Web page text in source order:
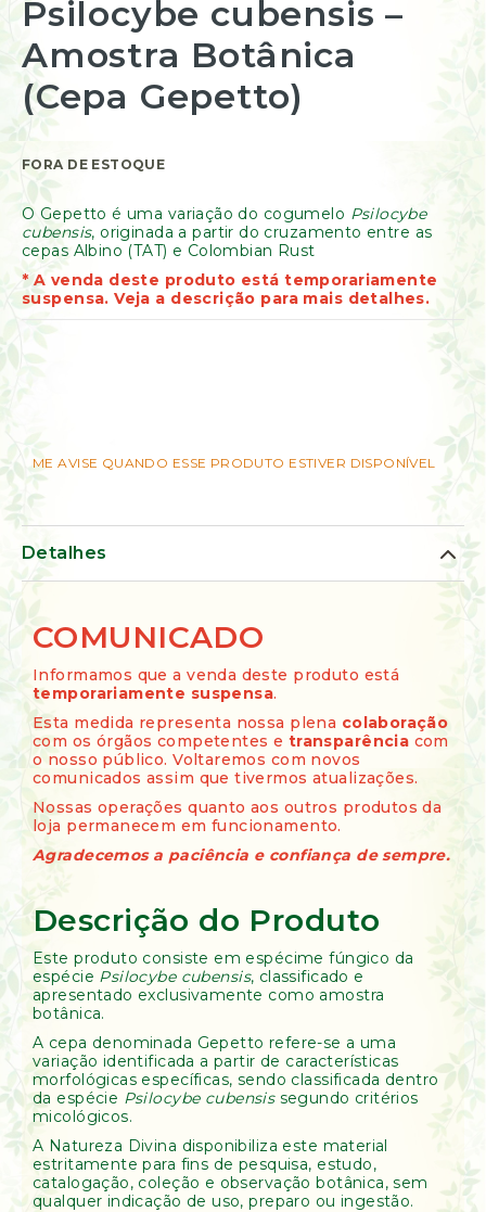
Resinas
/
Incensos
Naturais
Óleos
Essenciais
Vegetais
Perfumados
Incensos
Difusores
Aromáticos
Banho
para
o
início
da
Galeria
de
Psilocybe cubensis –
Amostra Botânica
(Cepa Gepetto)
FORA DE ESTOQUE
O Gepetto é uma variação do cogumelo Psilocybe
cubensis, originada a partir do cruzamento entre as
cepas Albino (TAT) e Colombian Rust
* A venda deste produto está temporariamente
suspensa. Veja a descrição para mais detalhes.
ME AVISE QUANDO ESSE PRODUTO ESTIVER DISPONÍVEL
Detalhes
COMUNICADO
Informamos que a venda deste produto está
temporariamente suspensa.
Esta medida representa nossa plena colaboração
com os órgãos competentes e transparência com
o nosso público. Voltaremos com novos
comunicados assim que tivermos atualizações.
Nossas operações quanto aos outros produtos da
loja permanecem em funcionamento.
Agradecemos a paciência e confiança de sempre.
Descrição do Produto
Este produto consiste em espécime fúngico da
espécie Psilocybe cubensis, classificado e
apresentado exclusivamente como amostra
botânica.
A cepa denominada Gepetto refere-se a uma
variação identificada a partir de características
morfológicas específicas, sendo classificada dentro
da espécie Psilocybe cubensis segundo critérios
micológicos.
A Natureza Divina disponibiliza este material
estritamente para fins de pesquisa, estudo,
catalogação, coleção e observação botânica, sem
qualquer indicação de uso, preparo ou ingestão.